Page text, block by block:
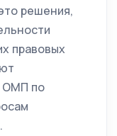
решения,
правовых
ОМП по